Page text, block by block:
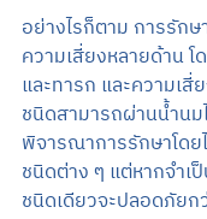
อย่างไรก็ตาม การรัก
ความเสี่ยงหลายด้าน
และทารก และความเสี่
ชนิดสามารถผ่านน้ำนม
พิจารณาการรักษาโดย
ชนิดต่าง ๆ แต่หากจำเ
ชนิดเดียวจะปลอดภัยก